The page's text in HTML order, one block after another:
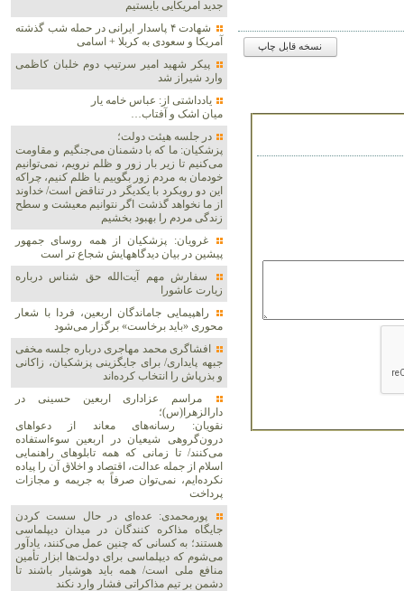
نسخه قابل چاپ
جدید آمریکایی بایستیم
شهادت ۴ پاسدار ایرانی در حمله شب گذشته
آمریکا و سعودی به کربلا + اسامی
پیکر شهید امیر سرتیپ دوم خلبان کاظمی
وارد شیراز شد
یادداشتی از: عباس خامه یار
میان اشک و آفتاب…
در جلسه هیئت دولت؛
پزشکیان: ما که با دشمنان می‌جنگیم و مقاومت
می‌کنیم تا زیر بار زور و ظلم نرویم، نمی‌توانیم
خودمان به مردم زور بگوییم یا ظلم کنیم، چراکه
این دو رویکرد با یکدیگر در تناقض است/ خداوند
از ما نخواهد گذشت اگر نتوانیم معیشت و سطح
زندگی مردم را بهبود بخشیم
غرویان: پزشکیان از همه روسای جمهور
پیشین در بیان دیدگاههایش شجاع تر است
سفارش مهم آیت‌الله حق شناس درباره
زیارت عاشورا
راهپیمایی جاماندگان اربعین، فردا با شعار
محوری «باید برخاست» برگزار می‌شود
افشاگری محمد مهاجری درباره جلسه مخفی
جبهه پایداری/ برای جایگزینی پزشکیان، زاکانی
و بذرپاش را انتخاب کرده‌اند
مراسم عزاداری اربعین حسینی در
دارالزهرا(س)؛
نقویان: رسانه‌های معاند از دعواهای
درون‌گروهی شیعیان در اربعین سوءاستفاده
می‌کنند/ تا زمانی که همه تابلوهای راهنمایی
اسلام از جمله عدالت، اقتصاد و اخلاق آن را پیاده
نکرده‌ایم، نمی‌توان صرفاً به جریمه و مجازات
پرداخت
پورمحمدی: عده‌ای در حال سست کردن
جایگاه مذاکره کنندگان در میدان دیپلماسی
هستند؛ به کسانی که چنین عمل می‌کنند، یادآور
می‌شوم که دیپلماسی برای دولت‌ها ابزار تأمین
منافع ملی است/ همه باید هوشیار باشند تا
دشمن بر تیم مذاکراتی فشار وارد نکند